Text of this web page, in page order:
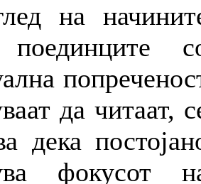
на
да читаат,
дека
фокусот